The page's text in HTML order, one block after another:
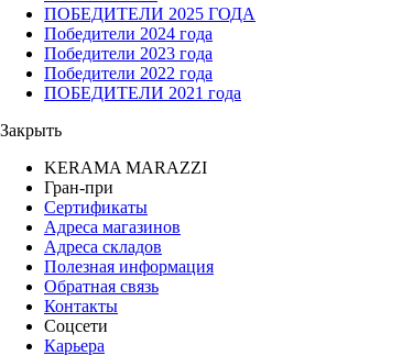
ПОБЕДИТЕЛИ 2025 ГОДА
Победители 2024 года
Победители 2023 года
Победители 2022 года
ПОБЕДИТЕЛИ 2021 года
Закрыть
KERAMA MARAZZI
Гран-при
Сертификаты
Адреса магазинов
Адреса складов
Полезная информация
Обратная связь
Контакты
Соцсети
Карьера